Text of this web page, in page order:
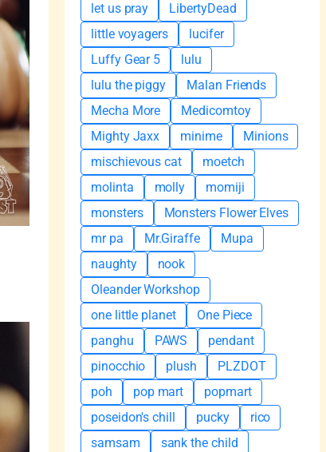
let us pray
LibertyDead
little voyagers
lucifer
Luffy Gear 5
lulu
lulu the piggy
Malan Friends
Mecha More
Medicomtoy
Mighty Jaxx
minime
Minions
mischievous cat
moetch
molinta
molly
momiji
monsters
Monsters Flower Elves
mr pa
Mr.Giraffe
Mupa
naughty
nook
Oleander Workshop
one little planet
One Piece
panghu
PAWS
pendant
pinocchio
plush
PLZDOT
poh
pop mart
popmart
poseidon's chill
pucky
rico
samsam
sank the child